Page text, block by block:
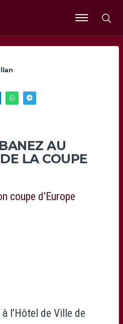
Ouvrir
le
AU
LA COUPE
l’Hôtel de Ville de